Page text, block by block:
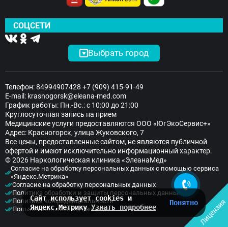
Тетерина Ирина
Нужна срочная помощь? Есть
вопросы? Дежурный нарколог
на связи 24/7 - напишите нам!
Сайт использует cookies и
Яндекс.МетрикуУзнать подробнее
ПонятноЛицензия
СОЦСЕТИ
Выбрать город
Телефон:84994907428 +7 (909) 415-91-49
E-mail: krasnogorsk@eleana-med.com
График работы: Пн.-Вс.: с 10:00 до 21:00
Круглосуточная запись на прием
Медицинские услуги предоставляются ООО «ЮгЭкоСервис+»
Адрес: Красногорск, улица Жуковского, 7
Все цены, предоставленные сайтом, не являются публичной
офертой и имеют исключительно информационный характер.
© 2026 Наркологическая клиника «ЭлеанаМед»
Согласие на обработку персональных данных с помощью сервиса
«Яндекс.Метрика»
Согласие на обработку персональных данных
Политика обработки и защиты персональных данных
Политика конфиденциальности
Пользовательское соглашение